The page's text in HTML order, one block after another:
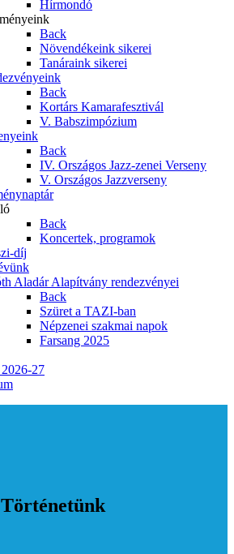
Hírmondó
Back
Növendékeink sikerei
Tanáraink sikerei
Back
Kortárs Kamarafesztivál
V. Babszimpózium
Back
IV. Országos Jazz-zenei Verseny
V. Országos Jazzverseny
Back
Koncertek, programok
díj
Aladár Alapítvány rendezvényei
Back
Szüret a TAZI-ban
Népzenei szakmai napok
Farsang 2025
27
Történetünk